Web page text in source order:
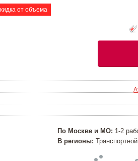
от объема
По Москве и МО: 1-2
В регионы: